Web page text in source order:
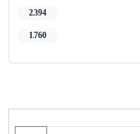
2,394
1,760